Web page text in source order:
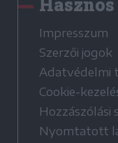
Hasznos
Impresszum
Szerzői jogok
Adatvédelmi
Cookie-
Hozzászólási
Nyomtatott